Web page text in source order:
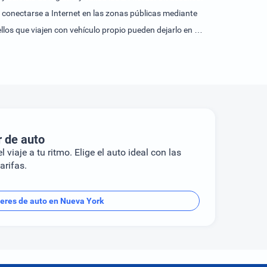
a Internet en las zonas públicas mediante
que viajen con vehículo propio pueden dejarlo en el
de no fumadores.Las actividades deportivas y de
y masajes.Los huéspedes pueden escoger entre
tarjetas de crédito habituales como, por ejemplo,
de auto
viaje a tu ritmo. Elige el auto ideal con las
de auto en Nueva York